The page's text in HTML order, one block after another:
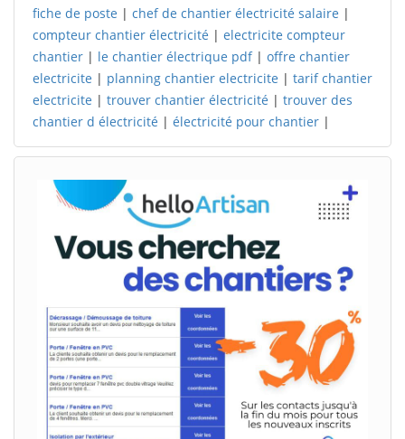
fiche de poste | chef de chantier électricité salaire |
compteur chantier électricité | electricite compteur
chantier | le chantier électrique pdf| offre chantier
electricite | planning chantier electricite | tarif chantier
electricite | trouver chantier électricité | trouver des
chantier d électricité | électricité pour chantier |